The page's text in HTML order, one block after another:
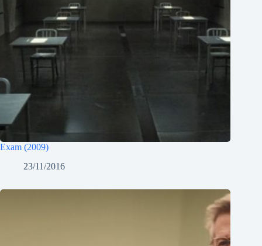
Exam (2009)
23/11/2016